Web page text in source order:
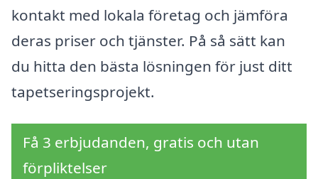
kontakt med lokala företag och jämföra
deras priser och tjänster. På så sätt kan
du hitta den bästa lösningen för just ditt
tapetseringsprojekt.
Få 3 erbjudanden, gratis och utan
förpliktelser